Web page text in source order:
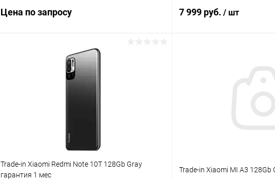
Цена по запросу
Запросить цену
7 999 руб. / шт
Trade-in Xiaomi Redmi Note 10T 128Gb Gray
гарантия 1 мес
Trade-in Xiaomi MI A3 128Gb